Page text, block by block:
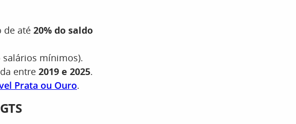
de até 20% do saldo
salários mínimos).
entre 2019 e 2025.
Prata ou Ouro.